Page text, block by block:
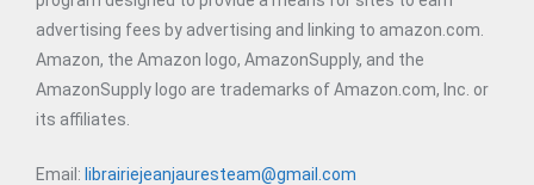
advertising fees by advertising and linking to amazon.com.
Amazon, the Amazon logo, AmazonSupply, and the
AmazonSupply logo are trademarks of Amazon.com, Inc. or
its affiliates.
Email: librairiejeanjauresteam@gmail.com